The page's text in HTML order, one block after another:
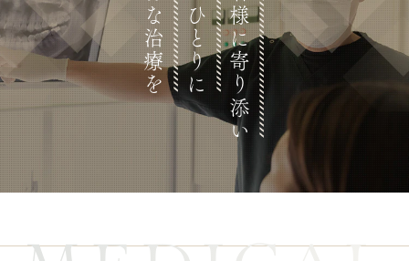
患者様に寄り添い
一人ひとりに
適切な治療を